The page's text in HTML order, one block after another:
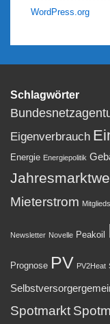
WordPress.org
Schlagwörter
Eigenverbrauch
Energie Energiepolitik
Mieterstrom
Newsletter Novelle Peakoil
Prognose PV PV2Heat
Spotmarkt